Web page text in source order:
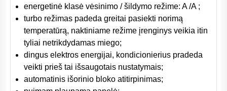
energetinė klasė vėsinimo / šildymo režime: A /A ;
turbo režimas padeda greitai pasiekti norimą
temperatūrą, naktiniame režime įrenginys veikia itin
tyliai netrikdydamas miego;
dingus elektros energijai, kondicionierius pradeda
veikti prieš tai išsaugotais nustatymais;
automatinis išorinio bloko atitirpinimas;